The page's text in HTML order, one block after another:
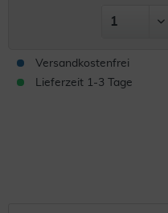
Versandkostenfrei
Lieferzeit 1-3 Tage